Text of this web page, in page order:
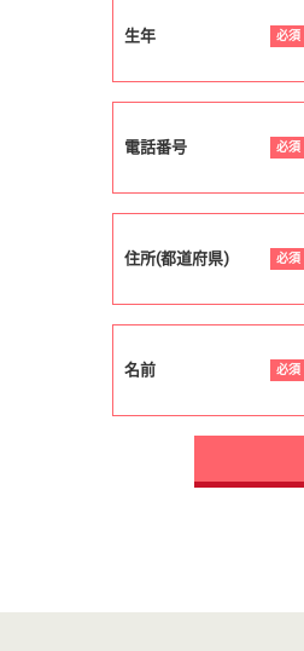
生年 必須
電話番号 必須
住所(都道府県) 必須
名前 必須